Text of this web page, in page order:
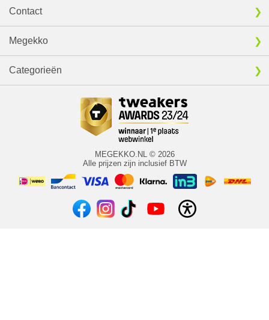
Contact
Megekko
Categorieën
MEGEKKO.NL © 2026
Alle prijzen zijn inclusief BTW